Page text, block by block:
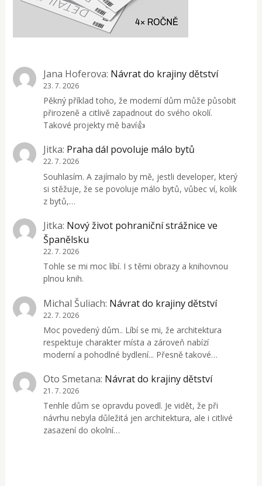
Jana Hoferova: Návrat do krajiny dětství
23. 7. 2026
Pěkný příklad toho, že moderní dům může působit
přirozeně a citlivě zapadnout do svého okolí.
Takové projekty mě baví👍
Jitka: Praha dál povoluje málo bytů
22. 7. 2026
Souhlasím. A zajímalo by mě, jestli developer, který
si stěžuje, že se povoluje málo bytů, vůbec ví, kolik
z bytů,…
Jitka: Nový život pohraniční strážnice ve
Španělsku
22. 7. 2026
Tohle se mi moc líbí. I s těmi obrazy a knihovnou
plnou knih.
Michal Šuliach: Návrat do krajiny dětství
22. 7. 2026
Moc povedený dům.. Líbí se mi, že architektura
respektuje charakter místa a zároveň nabízí
moderní a pohodlné bydlení... Přesně takové…
Oto Smetana: Návrat do krajiny dětství
21. 7. 2026
Tenhle dům se opravdu povedl. Je vidět, že při
návrhu nebyla důležitá jen architektura, ale i citlivé
zasazení do okolní…